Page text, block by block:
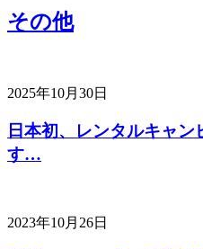
その他
2025年10月30日
日本初、レンタルキャ
す…
2023年10月26日